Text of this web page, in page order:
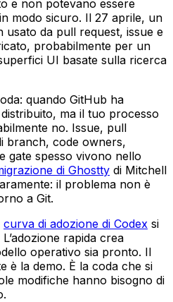
e non potevano essere
modo sicuro. Il 27 aprile, un
usato da pull request, issue e
probabilmente per un
UI basate sulla ricerca
quando GitHub ha
ma il tuo processo
no. Issue, pull
branch, code owners,
gate spesso vivono nello
di Ghostty di Mitchell
il problema non è
a Git.
curva di adozione di Codex si
rapida crea
operativo sia pronto. Il
è la demo. È la coda che si
modifiche hanno bisogno di